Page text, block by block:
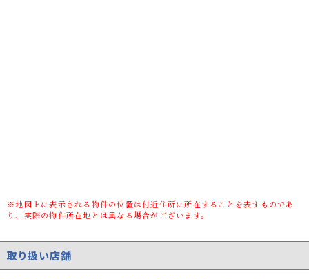
保証人代行義
務/利用料
必加入/初回保証料：総賃料の50％（1年毎
12,000円の更新保証料有）
保証会社
クレデンス
保証会社詳細
初回保証料：総賃料の50％（1年毎12,000円
※地図上に表示される物件の位置は付近住所に所在することを表すものであ
り、実際の物件所在地とは異なる場合がございます。
取り扱い店舗